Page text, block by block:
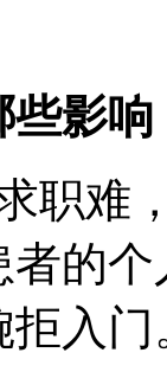
些影响
难，
的
拒入门